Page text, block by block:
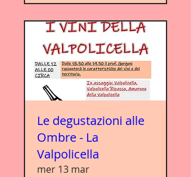
Le degustazioni alle
Ombre - La
Valpolicella
mer 13 mar